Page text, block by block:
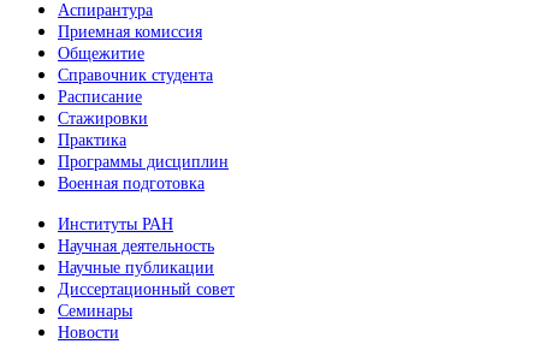
Аспирантура
Приемная комиссия
Общежитие
Справочник студента
Расписание
Стажировки
Практика
Программы дисциплин
Военная подготовка
Институты РАН
Научная деятельность
Научные публикации
Диссертационный совет
Семинары
Новости